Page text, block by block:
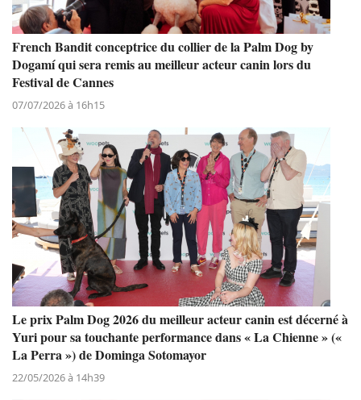
French Bandit conceptrice du collier de la Palm Dog by
Dogamí qui sera remis au meilleur acteur canin lors du
Festival de Cannes
07/07/2026 à 16h15
Le prix Palm Dog 2026 du meilleur acteur canin est décerné à
Yuri pour sa touchante performance dans « La Chienne » («
La Perra ») de Dominga Sotomayor
22/05/2026 à 14h39